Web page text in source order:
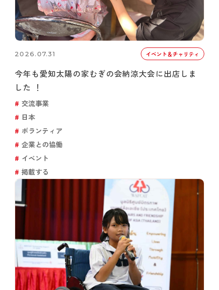
2026.07.31 イベント＆チャリティ
今年も愛知太陽の家むぎの会納涼大会に出店しま
した ！
交流事業
日本
ボランティア
企業との協働
イベント
掲載する